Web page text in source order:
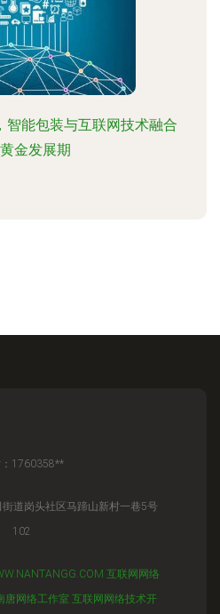
智能包装与互联网技术融合
金发展期
1760358**
道岗头社区马蹄山新村一巷5号
102
互联网网络
唐网络工作室 互联网网络技术开